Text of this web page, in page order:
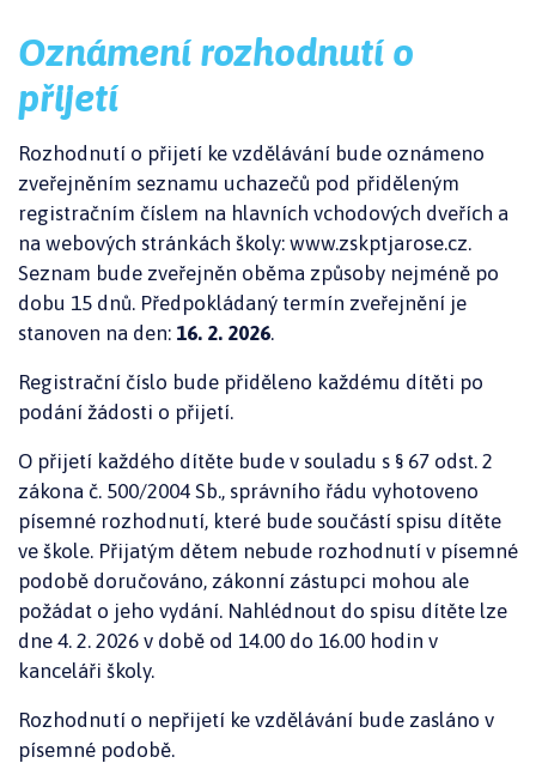
Oznámení rozhodnutí o
přijetí
Rozhodnutí o přijetí ke vzdělávání bude oznámeno
zveřejněním seznamu uchazečů pod přiděleným
registračním číslem na hlavních vchodových dveřích a
na webových stránkách školy: www.zskptjarose.cz.
Seznam bude zveřejněn oběma způsoby nejméně po
dobu 15 dnů. Předpokládaný termín zveřejnění je
stanoven na den: 16. 2. 2026.
Registrační číslo bude přiděleno každému dítěti po
podání žádosti o přijetí.
O přijetí každého dítěte bude v souladu s § 67 odst. 2
zákona č. 500/2004 Sb., správního řádu vyhotoveno
písemné rozhodnutí, které bude součástí spisu dítěte
ve škole. Přijatým dětem nebude rozhodnutí v písemné
podobě doručováno, zákonní zástupci mohou ale
požádat o jeho vydání. Nahlédnout do spisu dítěte lze
dne 4. 2. 2026 v době od 14.00 do 16.00 hodin v
kanceláři školy.
Rozhodnutí o nepřijetí ke vzdělávání bude zasláno v
písemné podobě.